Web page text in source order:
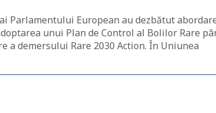
Parlamentului European au dezbătut
unui Plan de Control al Bolilor Rare
a demersului Rare 2030 Action. În Uniunea